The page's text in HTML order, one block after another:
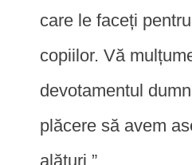
care le faceți
copiilor. Vă
devotamentul
plăcere să avem
alături.”